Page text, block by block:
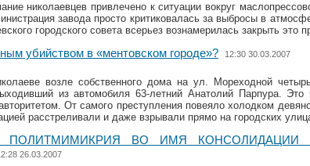
николаевцев привлечено к ситуации вокруг
завода просто критиковалась за выбросы в
городского совета всерьез вознамерилась закрыть это
убийством в «ментовском городе»? 12:30 30.03.2007
возле собственного дома на ул. Мореходной
из автомобиля 63-летний Анатолий Парпура. Это
От самого преступления повеяло холодком
расстреливали и даже взрывали прямо на городских
ВО ИМЯ КОНСОЛИДАЦИИ
26.03.2007